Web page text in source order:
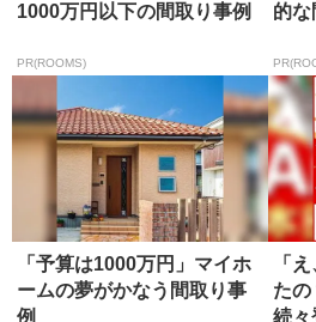
1000万円以下の間取り事例
PR(ROOMS)
的な
「予算は1000万円」マイホ
ームの夢がかなう間取り事
例
「
た
続々